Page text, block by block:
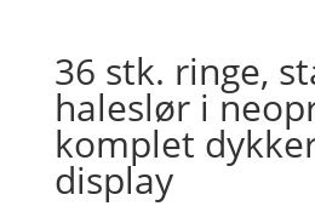
36 stk. ringe,
haleslør i
komplet
display